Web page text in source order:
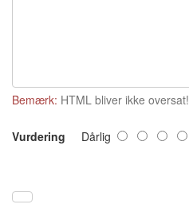
Bemærk: HTML bliver ikke oversat!
Vurdering Dårlig